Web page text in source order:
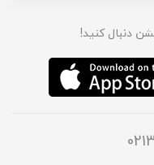
دنبال کنید!